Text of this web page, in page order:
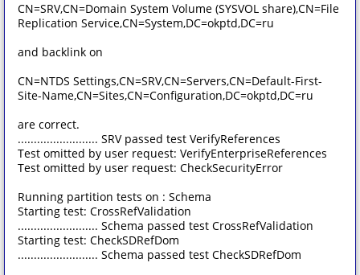
CN=SRV,CN=Domain System Volume (SYSVOL share),CN=File
Replication Service,CN=System,DC=okptd,DC=ru
and backlink on
CN=NTDS Settings,CN=SRV,CN=Servers,CN=Default-First-
Site-Name,CN=Sites,CN=Configuration,DC=okptd,DC=ru
are correct.
......................... SRV passed test VerifyReferences
Test omitted by user request: VerifyEnterpriseReferences
Test omitted by user request: CheckSecurityError
Running partition tests on : Schema
Starting test: CrossRefValidation
......................... Schema passed test CrossRefValidation
Starting test: CheckSDRefDom
......................... Schema passed test CheckSDRefDom